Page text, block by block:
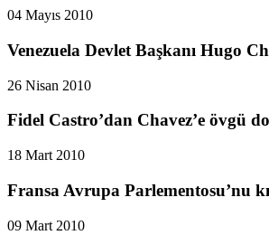
04 Mayıs 2010
Venezuela Devlet Başkanı Hugo
26 Nisan 2010
Fidel Castro’dan Chavez’e övgü
18 Mart 2010
Fransa Avrupa Parlementosu’nu
09 Mart 2010